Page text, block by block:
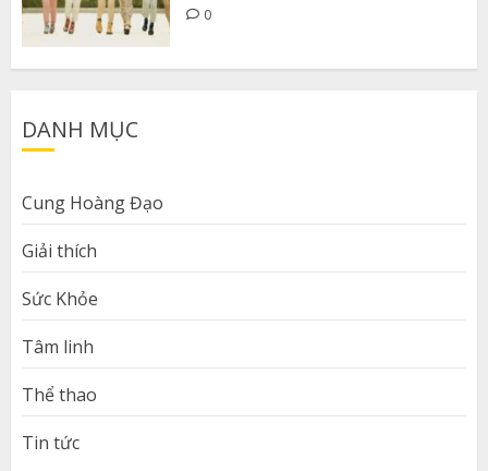
0
DANH MỤC
Cung Hoàng Đạo
Giải thích
Sức Khỏe
Tâm linh
Thể thao
Tin tức